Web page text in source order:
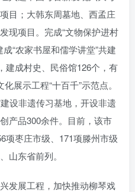
目；大韩东周墓地、西孟庄
现项目。完成“文物保护进村
“农家书屋和儒学讲堂”共建
建成村史、民俗馆126个，有
展示工程“十百千”示范点。
设非遗传习基地，开设非遗
产品300余件。目前，该市
项枣庄市级、171项滕州市级
山东省前列。
发展工程，加快推动柳琴戏